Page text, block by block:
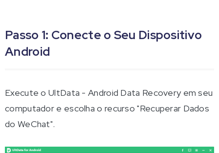
Passo 1: Conecte o Seu Dispositivo
Android
Execute o UltData - Android Data Recovery em seu
computador e escolha o recurso "Recuperar Dados
do WeChat".